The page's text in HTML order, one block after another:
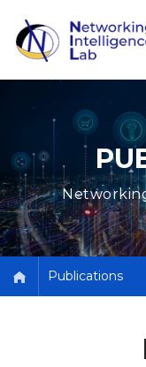
Publications